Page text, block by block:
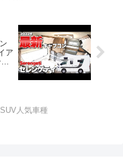
ア
人気車種